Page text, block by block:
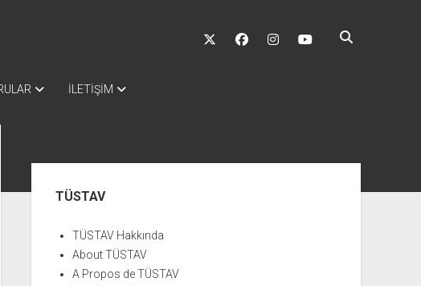
twitter facebookinstagramyoutube
İLETİŞİM
MenüTÜSTAV
TÜSTAV Hakkında
About TÜSTAV
A Propos de TÜSTAV